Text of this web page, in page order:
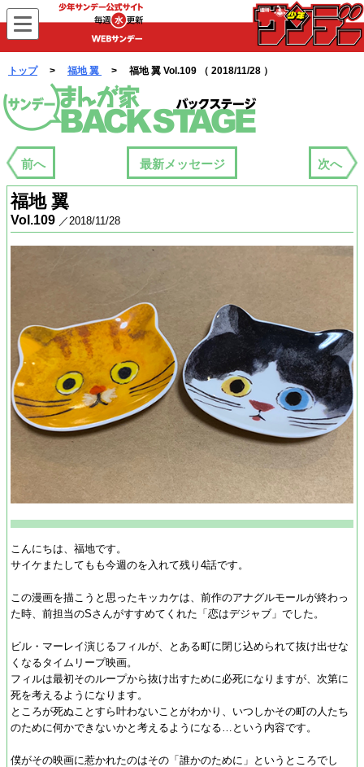
WEBサンデー
トップ> 福地 翼 > 福地 翼 Vol.109 （ 2018/11/28 ）
まんが家バックステージ
前へ 最新メッセージ 次へ
福地 翼
Vol.109 ／2018/11/28
こんにちは、福地です。
サイケまたしてもも今週のを入れて残り4話です。
この漫画を描こうと思ったキッカケは、前作のアナグルモールが終わっ
た時、前担当のSさんがすすめてくれた「恋はデジャブ」でした。
ビル・マーレイ演じるフィルが、とある町に閉じ込められて抜け出せな
くなるタイムリープ映画。
フィルは最初そのループから抜け出すために必死になりますが、次第に
死を考えるようになります。
ところが死ぬことすら叶わないことがわかり、いつしかその町の人たち
のために何かできないかと考えるようになる…という内容です。
僕がその映画に惹かれたのはその「誰かのために」というところでし